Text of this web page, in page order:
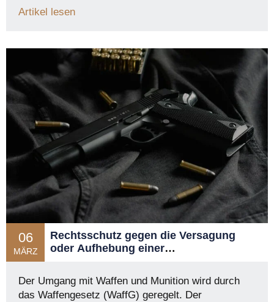
Artikel lesen
06
MÄRZ
Rechtsschutz gegen die Versagung
oder Aufhebung einer
Der Umgang mit Waffen und Munition wird durch
das Waffengesetz (WaffG) geregelt. Der